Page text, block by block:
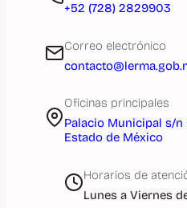
+52 (728) 2829903
Correo electrónico
Oficinas principales
Palacio Municipal s/n
Estado de México
Horarios de
Lunes a Viernes